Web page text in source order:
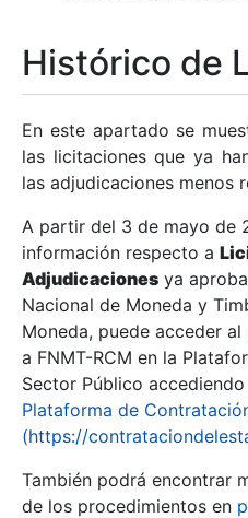
Mostrar/Ocultar
Mostrar/Ocultar
Mostrar/Ocultar
Histórico de
En este apartado se
las licitaciones que ya
las adjudicaciones menos
A partir del 3 de mayo de
información respecto a
Adjudicaciones ya
Nacional de Moneda y
Moneda, puede acceder
a FNMT-RCM en la
Sector Público
Plataforma de
(https://
También podrá encontrar
de los procedimientos en